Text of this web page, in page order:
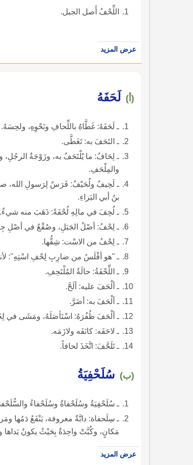
اللِّحْفُ أَصل الجبل.
عرض المزيد
(أ) لَحَفَهُ
ـ لَحَفَهُ: غَطَّاهُ باللِّحافِ ونَحْوِهِ، ولحِسَهُ.
ـ التَحَفَ به: تَغَطَّى.
ـ لِحَافُ: ما يُلْتَحَفُ به، وزَوْجَةُ الرجُلِ،
والمِلْحَفِ.
ـ لَحِيفُ ولُحَيْفُ: فَرَسٌ لِرَسولِ الله، صلى
بنُ أبي البَراءِ.
ـ لُحِفَ في مالِهِ لُحْفَةً: ذَهَبَ منه شيءٌ.
ـ لِحْفُ: أصْلُ الجَبَلِ، وصُقْعٌ في أصْلِ جِبالِ
ـ لِحْفُ من الاسْت: شِقُّها.
ـ ''هو أفْلَسُ من ضارِبِ لِحْفِ اسْتِهِ'':
ـ اللِّحْفَةُ: حالَةُ المُلْتَحِفِ.
ـ ألْحَفَ عليه: ألَحَّ.
ـ ألْحَفَ به: أضَرَّ.
ـ ألْحَفَ ظُفُرَهُ: اسْتَأصَلَهُ، ومَشَى في
ـ لاحَفَه: كانَفَه ولازَمَه.
ـ تَلَحَّفَ: اتَّخَذَ لحافاً.
(ب) سُلَحْفِيَةُ
ـ سُلَحْفِيَةُ وسُلَحْفاةُ وسُلَحْفاءُ
ـ سِلَحفاة: دابَّةٌ معروفة، يَنْفَعُ دَمُها
مَكانٍ، وكُبَّتْ واحِدَةٌ بِحَيْثُ يكونُ يَداها
عرض المزيد